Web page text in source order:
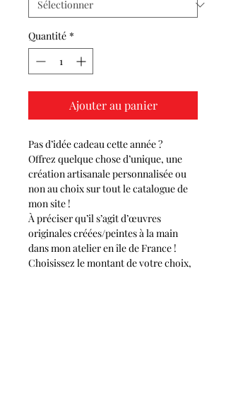
Quantité *
Ajouter au panier
Pas d’idée cadeau cette année ?
Offrez quelque chose d’unique, une
création artisanale personnalisée ou
non au choix sur tout le catalogue de
mon site !
À préciser qu’il s’agit d’œuvres
originales créées/peintes à la main
dans mon atelier en île de France !
Choisissez le montant de votre choix,